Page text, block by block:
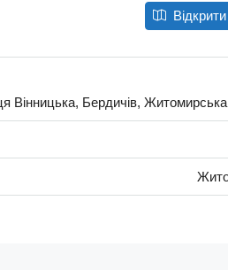
Вінницька, Бердичів, Житомирська